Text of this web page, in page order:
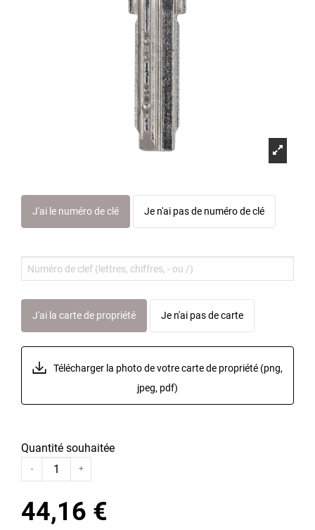
J'ai le numéro de clé Je n'ai pas de numéro de clé
J'ai la carte de propriété Je n'ai pas de carte
Télécharger la photo de votre cartede propriété (png,
jpeg, pdf)
Quantité souhaitée
- +
44,16 €